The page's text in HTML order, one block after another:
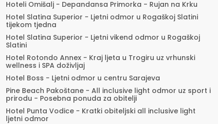
Hoteli Omišalj - Depandansa Primorka - Rujan na Krku
Hotel Slatina Superior - Ljetni odmor u Rogaškoj Slatini
tijekom tjedna
Hotel Slatina Superior - Ljetni vikend odmor u Rogaškoj
Slatini
Hotel Rotondo Annex - Kraj ljeta u Trogiru uz vrhunski
wellness i SPA doživljaj
Hotel Boss - Ljetni odmor u centru Sarajeva
Pine Beach Pakoštane - All inclusive light odmor uz sport i
prirodu - Posebna ponuda za obitelji
Hotel Punta Vodice - Kratki obiteljski all inclusive light
ljetni odmor